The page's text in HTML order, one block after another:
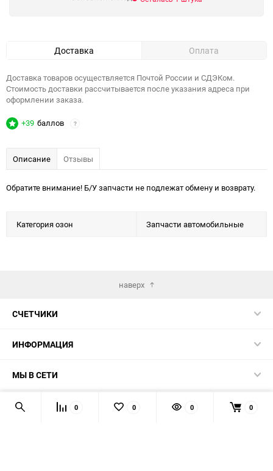
Доставка Оплата
Доставка товаров осуществляется Почтой России и СДЭКом.
Стоимость доставки рассчитывается после указания адреса при
оформлении заказа.
+39 баллов ?
Описание Отзывы
Обратите внимание! Б/У запчасти не подлежат обмену и возврату.
Категория озон Запчасти автомобильные
наверх
СЧЕТЧИКИ
ИНФОРМАЦИЯ
МЫ В СЕТИ
КОНТАКТЫ 0 0 0 0